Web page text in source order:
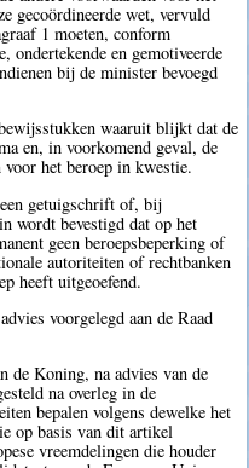
gecoördineerde wet, vervuld
1 moeten, conform
ondertekende en gemotiveerde
bij de minister bevoegd
waaruit blijkt dat de
en, in voorkomend geval, de
het beroep in kwestie.
getuigschrift of, bij
wordt bevestigd dat op het
geen beroepsbeperking of
autoriteiten of rechtbanken
heeft uitgeoefend.
voorgelegd aan de Raad
de Koning, na advies van de
na overleg in de
bepalen volgens dewelke het
op basis van dit artikel
vreemdelingen die houder